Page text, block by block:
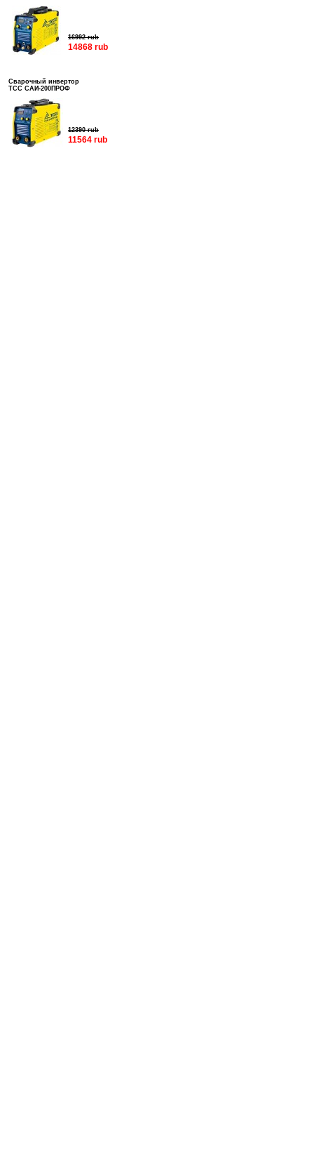
16992 rub
14868 rub
Сварочный инвертор
ТСС САИ-200ПРОФ
12390 rub
11564 rub